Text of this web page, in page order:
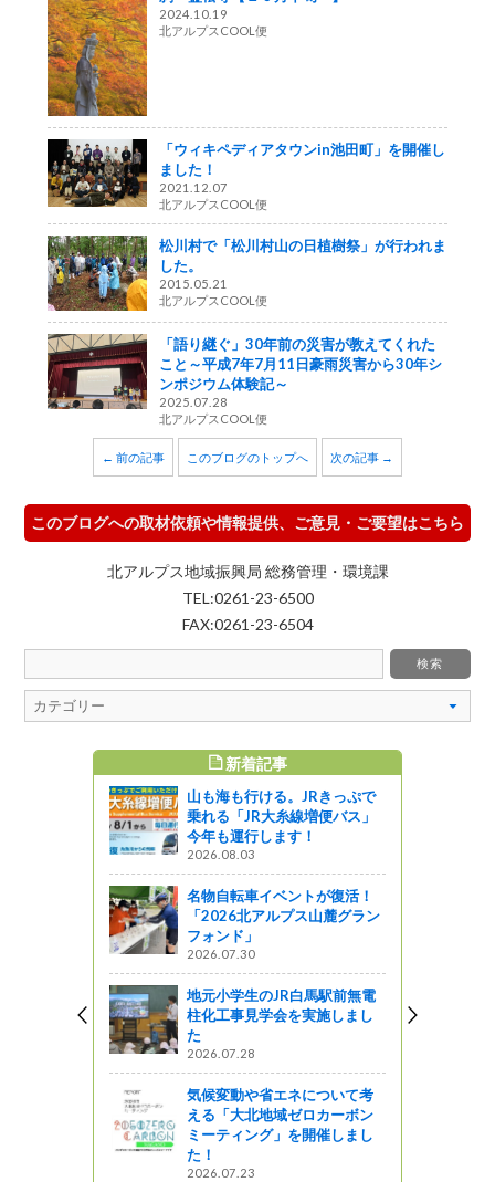
2024.10.19
北アルプスCOOL便
「ウィキペディアタウンin池田町」を開催し
ました！
2021.12.07
北アルプスCOOL便
松川村で「松川村山の日植樹祭」が行われま
した。
2015.05.21
北アルプスCOOL便
「語り継ぐ」30年前の災害が教えてくれた
こと～平成7年7月11日豪雨災害から30年シ
ンポジウム体験記～
2025.07.28
北アルプスCOOL便
← 前の記事 このブログのトップへ 次の記事 →
このブログへの取材依頼や情報提供、ご意見・ご要望はこちら
北アルプス地域振興局 総務管理・環境課
TEL:0261-23-6500
FAX:0261-23-6504
新着記事
山も海も行ける。JRきっぷで
乗れる「JR大糸線増便バス」
今年も運行します！
2026.08.03
名物自転車イベントが復活！
「2026北アルプス山麓グラン
フォンド」
2026.07.30
地元小学生のJR白馬駅前無電
柱化工事見学会を実施しまし
た
2026.07.28
気候変動や省エネについて考
える「大北地域ゼロカーボン
ミーティング」を開催しまし
た！
2026.07.23